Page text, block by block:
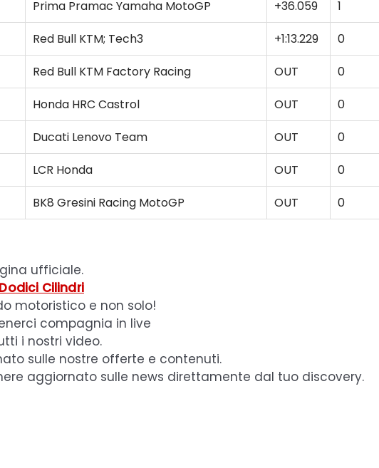
Prima Pramac Yamaha MotoGP +36.059
1
Red Bull KTM; Tech3 +1:13.229
0
Red Bull KTM Factory Racing OUT
0
Honda HRC Castrol OUT
0
Ducati Lenovo Team OUT
0
LCR Honda OUT
0
BK8 Gresini Racing MotoGP OUT 0
ufficiale.
Dodici Cilindri
motoristico e non solo!
compagnia in live
i nostri video.
sulle nostre offerte e contenuti.
aggiornato sulle news direttamente dal tuo discovery.